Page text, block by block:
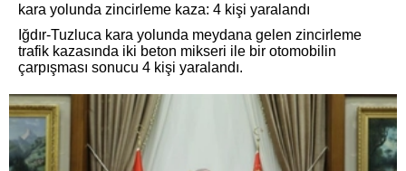
kara yolunda zincirleme kaza: 4 kişi yaralandı
Iğdır-Tuzluca kara yolunda meydana gelen zincirleme
trafik kazasında iki beton mikseri ile bir otomobilin
çarpışması sonucu 4 kişi yaralandı.